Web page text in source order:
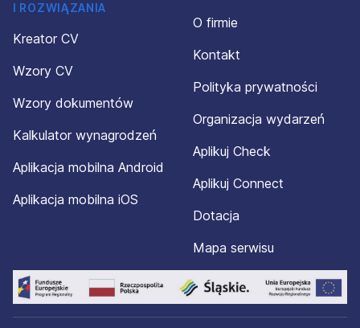
I ROZWIĄZANIA
Kreator CV
Wzory CV
Wzory dokumentów
Kalkulator wynagrodzeń
Aplikacja mobilna Android
Aplikacja mobilna iOS
O firmie
Kontakt
Polityka prywatności
Organizacja wydarzeń
Aplikuj Check
Aplikuj Connect
Dotacja
Mapa serwisu